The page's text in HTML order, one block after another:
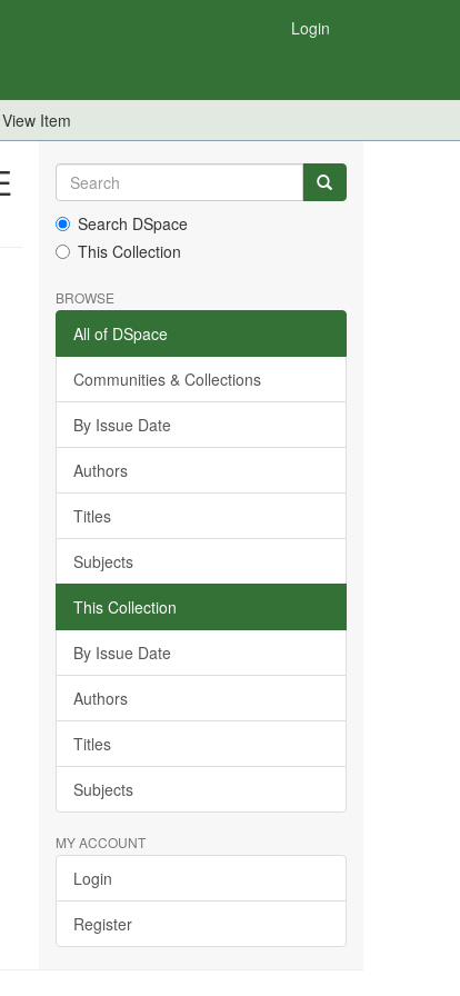
Login
View Item
Search DSpace
This Collection
BROWSE
All of DSpace
Communities & Collections
By Issue Date
Authors
Titles
Subjects
This Collection
By Issue Date
Authors
Titles
Subjects
MY ACCOUNT
Login
Register